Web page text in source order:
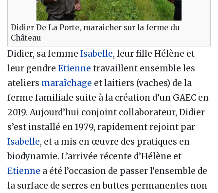
Didier De La Porte, maraicher sur la ferme du
Château
Didier, sa femme Isabelle, leur fille Hélène et
leur gendre Etienne travaillent ensemble les
ateliers maraîchage et laitiers (vaches) de la
ferme familiale suite à la création d’un GAEC en
2019. Aujourd’hui conjoint collaborateur, Didier
s’est installé en 1979, rapidement rejoint par
Isabelle, et a mis en œuvre des pratiques en
biodynamie. L’arrivée récente d’Hélène et
Etienne a été l’occasion de passer l’ensemble de
la surface de serres en buttes permanentes non